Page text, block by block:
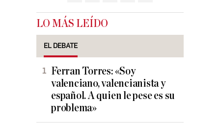
LO MÁS LEÍDO
EL DEBATE
Ferran Torres: «Soy
valenciano, valencianista y
español. A quien le pese es su
problema»